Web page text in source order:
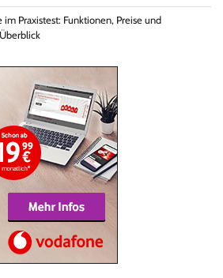
im Praxistest: Funktionen, Preise und